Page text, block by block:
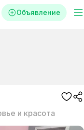
Объявление
и красота